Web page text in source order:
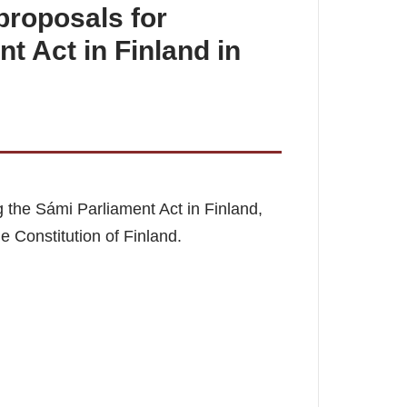
for
Act in Finland in
Sámi Parliament Act in Finland,
Constitution of Finland.